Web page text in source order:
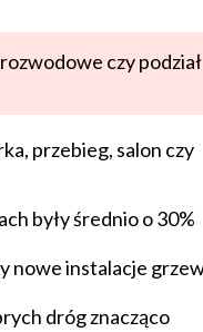
czy podział
przebieg, salon czy
były średnio o 30%
nowe instalacje
dróg znacząco